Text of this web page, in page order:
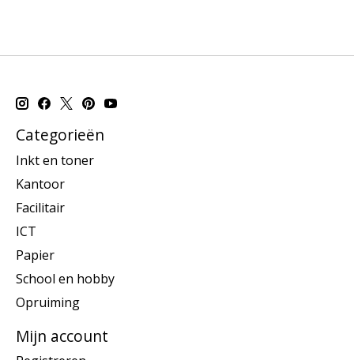
Categorieën
Inkt en toner
Kantoor
Facilitair
ICT
Papier
School en hobby
Opruiming
Mijn account